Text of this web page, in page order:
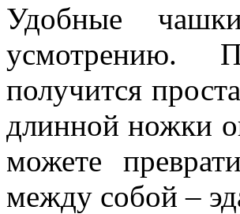
Удобные
усмотрению.
получится
длинной ножки
можете
между собой –